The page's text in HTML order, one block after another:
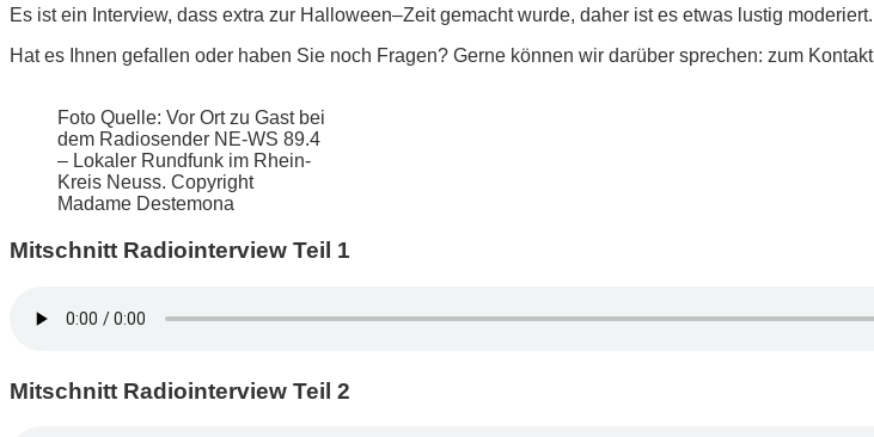
Es ist ein Interview, dass extra zur Halloween–Zeit gemacht wurde, daher ist es etwas lustig moderiert.
Hat es Ihnen gefallen oder haben Sie noch Fragen? Gerne können wir darüber sprechen: zum Kontakt
Foto Quelle: Vor Ort zu Gast bei
dem Radiosender NE-WS 89.4
– Lokaler Rundfunk im Rhein-
Kreis Neuss. Copyright
Madame Destemona
Mitschnitt Radiointerview Teil 1
Mitschnitt Radiointerview Teil 2